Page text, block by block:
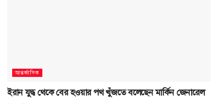
আন্তর্জাতিক
ইরান যুদ্ধ থেকে বের হওয়ার পথ খুঁজতে বলেছেন মার্কিন জেনারেল